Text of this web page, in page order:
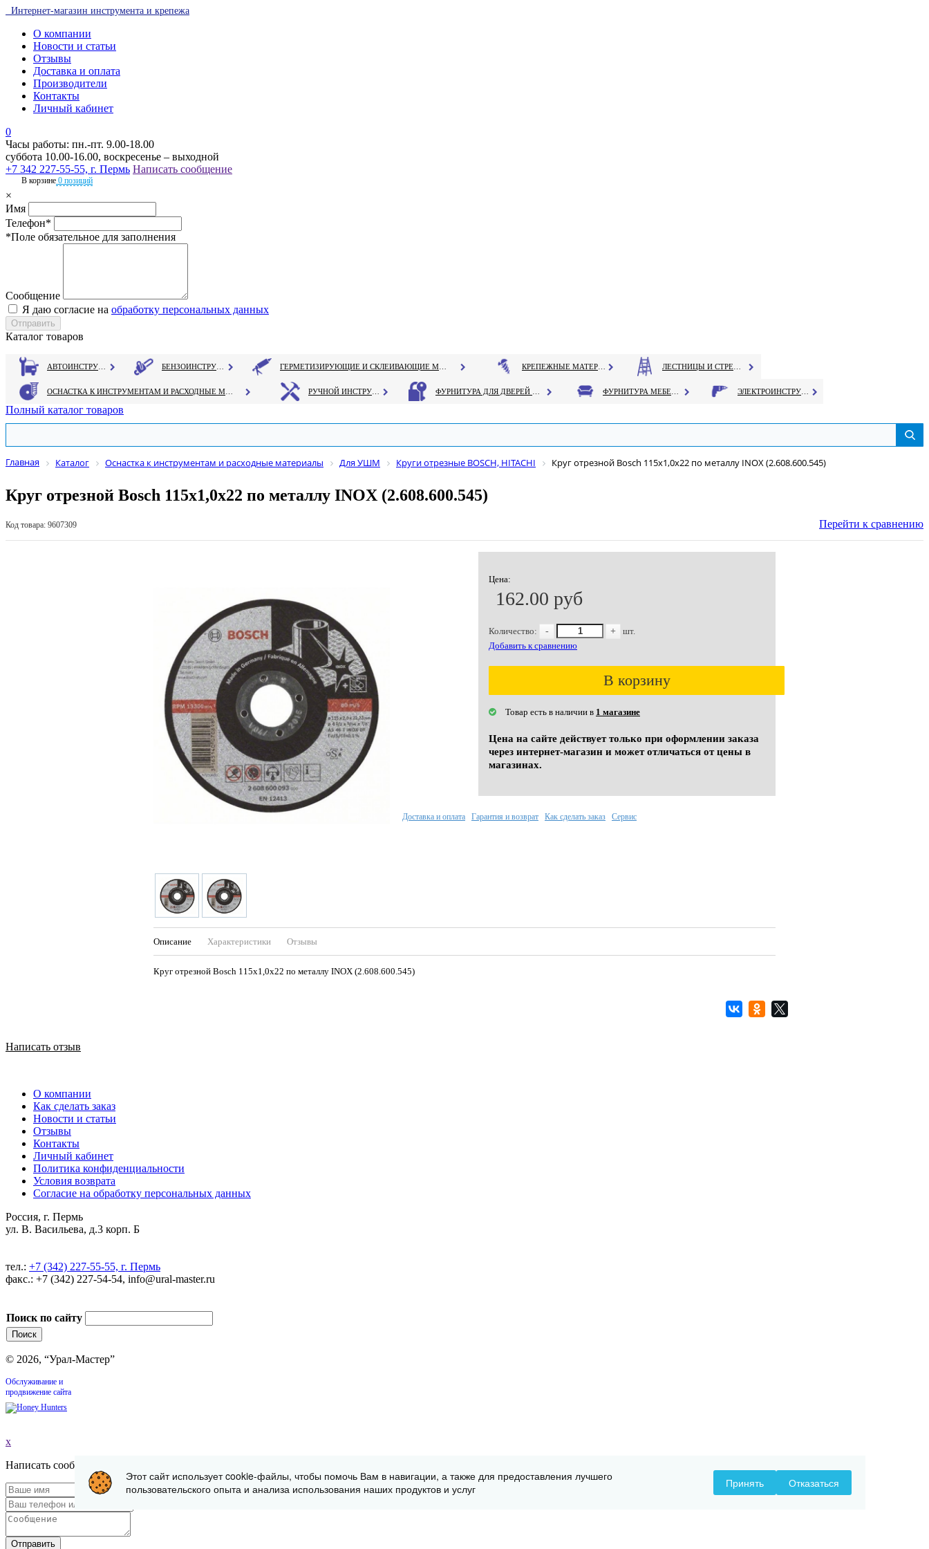
Интернет-магазин инструмента и крепежа
О компании
Новости и статьи
Отзывы
Доставка и оплата
Производители
Контакты
Личный кабинет
0
Часы работы: пн.-пт. 9.00-18.00
суббота 10.00-16.00, воскресенье – выходной
+7 342 227-55-55, г. Пермь Написать сообщение
В корзине 0 позиций
×
Имя
Телефон*
*Поле обязательное для заполнения
Сообщение
Я даю согласие на обработку персональных данных
Каталог товаров
Полный каталог товаров
Главная Каталог Оснастка к инструментам и расходные материалы Для УШМ Круги отрезные BOSCH, HITACHI Круг отрезной Bosch 115х1,0х22 по металлу INOX (2.608.600.545)
Круг отрезной Bosch 115х1,0х22 по металлу INOX (2.608.600.545)
Код товара: 9607309 Перейти к сравнению
Цена:
162.00 руб
Количество: - +
шт.
Добавить к сравнению
В корзину
Товар есть в наличии в 1 магазине
Цена на сайте действует только при оформлении заказа
через интернет-магазин и может отличаться от цены в
магазинах.
Описание Характеристики Отзывы
Круг отрезной Bosch 115х1,0х22 по металлу INOX (2.608.600.545)
Доставка и оплата Гарантия и возврат Как сделать заказ Сервис
Написать отзыв
О компании
Как сделать заказ
Новости и статьи
Отзывы
Контакты
Личный кабинет
Политика конфиденциальности
Условия возврата
Согласие на обработку персональных данных
Россия, г. Пермь
ул. В. Васильева, д.3 корп. Б
тел.: +7 (342) 227-55-55, г. Пермь
факс.: +7 (342) 227-54-54, info@ural-master.ru
Поиск по сайту
© 2026, “Урал-Мастер”
Обслуживание и
продвижение сайта
x
Написать сообщение
Отправить
Этот сайт использует cookie-файлы, чтобы помочь Вам в навигации, а также для предоставления лучшего
пользовательского опыта и анализа использования наших продуктов и услуг
Принять Отказаться